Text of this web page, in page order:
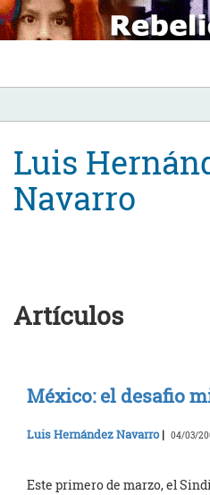
Skip
to
content
Luis
Navarro
Artículos
México: el desafio
Luis Hernández Navarro| 04/03/
Este primero de marzo, el